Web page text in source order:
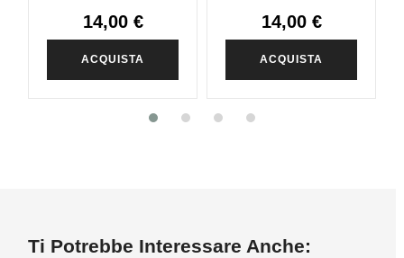
14,00 €
ACQUISTA
14,00 €
ACQUISTA
Ti Potrebbe Interessare Anche: